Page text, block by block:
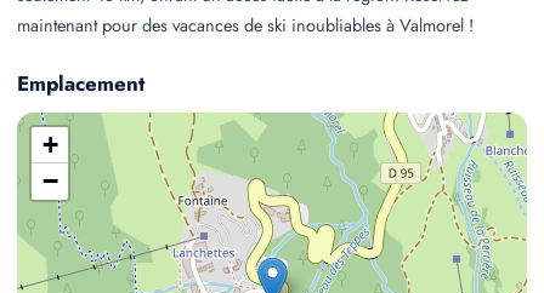
maintenant pour des vacances de ski inoubliables à Valmorel !
Emplacement
+
−